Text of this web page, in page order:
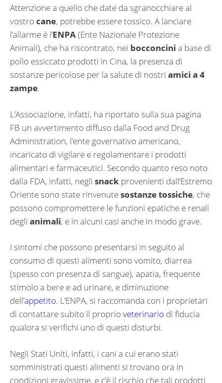
Attenzione a quello che date da sgranocchiare al
vostro cane, potrebbe essere tossico. A lanciare
l’allarme è l’ENPA(Ente Nazionale Protezione
Animali), che ha riscontrato, nei bocconcini a base di
pollo essiccato prodotti in Cina, la presenza di
sostanze pericolose per la salute di nostri amici a 4
zampe.
L’Associazione, infatti, ha riportato sulla sua pagina
FB un avvertimento diffuso dalla Food and Drug
Administration, l’ente governativo americano,
incaricato di vigilare e regolamentare i prodotti
alimentari e farmaceutici. Secondo quanto reso noto
dalla FDA, infatti, negli snack provenienti dall’Estremo
Oriente sono state rinvenutesostanze tossiche, che
possono compromettere le funzioni epatiche e renali
degli animali, e in alcuni casi anche in modo grave.
I sintomi che possono presentarsi in seguito al
consumo di questi alimenti sono vomito, diarrea
(spesso con presenza di sangue), apatia, frequente
stimolo a bere e ad urinare, e diminuzione
dell’appetito. L’ENPA, si raccomanda con i proprietari
di contattare subito il proprio veterinario di fiducia
qualora si verifichi uno di questi disturbi.
Negli Stati Uniti, infatti, i cani a cui erano stati
somministrati questi alimenti si trovano ora in
condizioni gravissime, e c’è il rischio che tali prodotti